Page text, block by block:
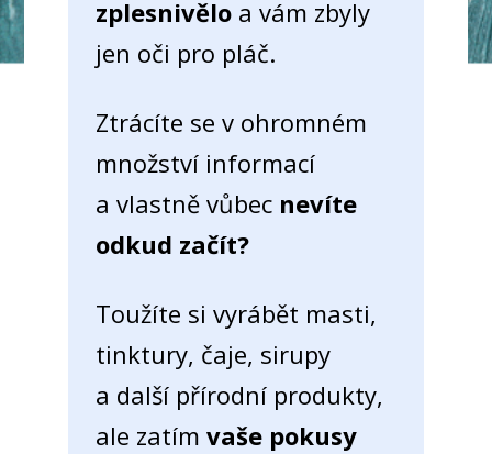
zplesnivěloa vám zbyly
jen oči pro pláč.
Ztrácíte se v ohromném
množství informací
a vlastně vůbec nevíte
odkud začít?
Toužíte si vyrábět masti,
tinktury, čaje, sirupy
a další přírodní produkty,
ale zatím vaše pokusy